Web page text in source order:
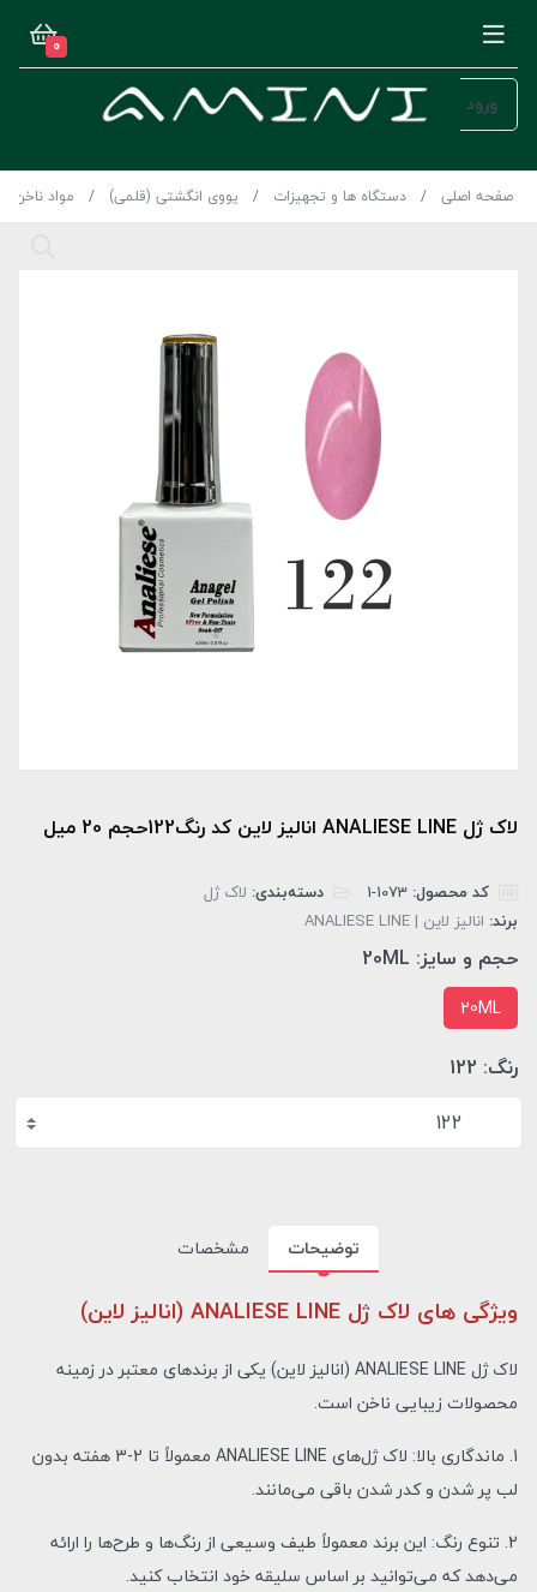
0
ورود
صفحه اصلی دستگاه ها و تجهیزات یووی انگشتی (قلمی) مواد ناخن
لاک ژل ANALIESE LINE انالیز لاین کد رنگ122حجم 20 میل
کد محصول: دسته‌بندی: لاک ژل
برند: انالیز لاین | ANALIESE LINE
حجم و سایز: 20ML
20ML
رنگ: 122
122
توضیحات مشخصات
ویژگی های لاک ژل ANALIESE LINE (انالیز لاین)
لاک ژل ANALIESE LINE (انالیز لاین) یکی از برندهای معتبر در زمینه
محصولات زیبایی ناخن است.
1. ماندگاری بالا: لاک ژل‌های ANALIESE LINE معمولاً تا 2-3 هفته بدون
لب پر شدن و کدر شدن باقی می‌مانند.
2. تنوع رنگ: این برند معمولاً طیف وسیعی از رنگ‌ها و طرح‌ها را ارائه
می‌دهد که می‌توانید بر اساس سلیقه خود انتخاب کنید.